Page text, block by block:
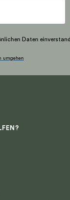
Daten
umgehen